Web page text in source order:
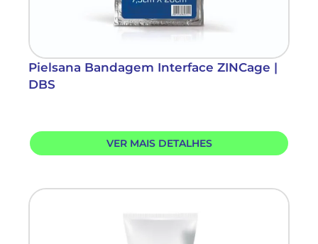
Pielsana Bandagem Interface ZINCage |
DBS
VER MAIS DETALHES